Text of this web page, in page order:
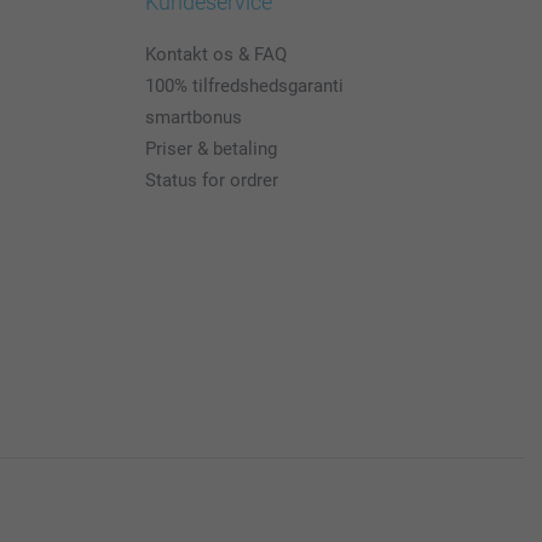
Kontakt os & FAQ
100% tilfredshedsgaranti
smartbonus
Priser & betaling
Status for ordrer